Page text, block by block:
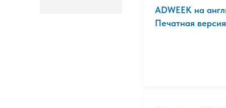
ADWEEK на
Печатная версия